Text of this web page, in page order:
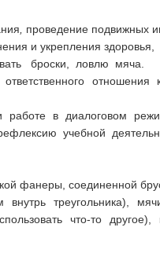
проведение подвижных
и укрепления здоровья,
броски, ловлю мяча.
в диалоговом
учебной
фанеры, соединенной
треугольника),
что-то другое),